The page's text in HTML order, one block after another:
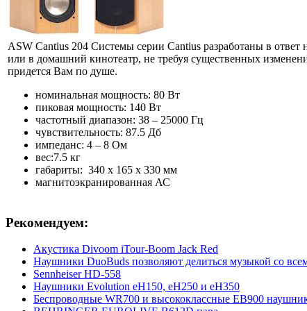
ASW Cantius 204 Системы серии Cantius разработаны в
или в домашний кинотеатр, не требуя существенных
придется Вам по душе.
номинальная мощность: 80 Вт
пиковая мощность: 140 Вт
частотный диапазон: 38 – 25000 Гц
чувствительность: 87.5 Дб
импеданс: 4 – 8 Ом
вес:7.5 кг
габариты: 340 х 165 х 330 мм
магнитоэкранированная АС
Рекомендуем:
Акустика Divoom iTour-Boom Jack Red
Наушники DuoBuds позволяют делиться музыкой со
Sennheiser HD-558
Наушники Evolution eH150, eH250 и eH350
Беспроводные WR700 и высококлассные EB900